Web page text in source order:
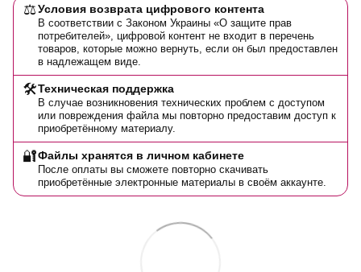
⚖️Условия возврата цифрового контента
В соответствии с Законом Украины «О защите прав
потребителей», цифровой контент не входит в перечень
товаров, которые можно вернуть, если он был предоставлен
в надлежащем виде.
🛠️Техническая поддержка
В случае возникновения технических проблем с доступом
или повреждения файла мы повторно предоставим доступ к
приобретённому материалу.
🔐Файлы хранятся в личном кабинете
После оплаты вы сможете повторно скачивать
приобретённые электронные материалы в своём аккаунте.